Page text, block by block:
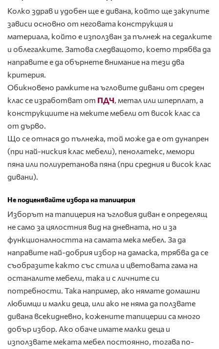
Колко здрав и удобен ще е дивана, който ще закупите
зависи основно от неговата конструкция и
материала, който е използван за пълнеж на седалките
и облегалките. Затова следващото, което трябва да
направите е да обърнете внимание на тези два
критерия.
Обикновено рамките на ъгловите дивани от среден
клас се изработват от ПДЧ, метал или шперплат, а
конструкциите на меките мебели от висок клас са
от дърво.
Що се отнася до пълнежа, той може да е от дунапрен
(при най-ниския клас мебели), пенолатекс, мемори
пяна или полиуретанова пяна (при средния и висок клас
дивани).
Не подценявайте избора на тапицерия
Изборът на тапицерия на ъгловия диван е определящ
не само за цялостния вид на дневната, но и за
функционалността на самата мека мебел. За да
направите най-добрия избор на дамаска, трябва да се
съобразите както със стила и цветовата гама на
останалите мебели, така и с личните си
потребности. Така например, ако нямате домашни
любимци и малки деца, или ако не няма да ползвате
дивана всекидневно, кожените тапицерии са много
добър избор. Ако обаче имате малки деца и
използвате меката мебел постоянно, тогава по-